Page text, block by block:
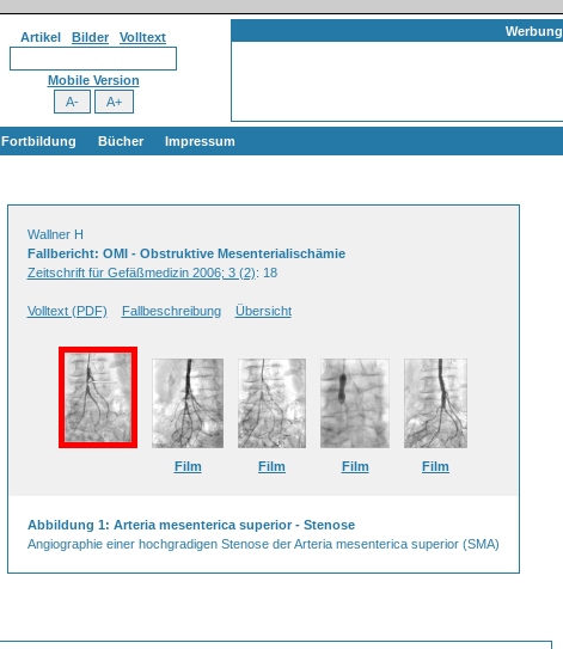
Artikel Bilder Volltext
Mobile Version
Werbung
Fortbildung Bücher Impressum
Wallner H
Fallbericht: OMI - Obstruktive Mesenterialischämie
Zeitschrift für Gefäßmedizin 2006; 3 (2): 18
Volltext (PDF) Fallbeschreibung Übersicht
Film Film Film Film
Abbildung 1: Arteria mesenterica superior - Stenose
Angiographie einer hochgradigen Stenose der Arteria mesenterica superior (SMA)